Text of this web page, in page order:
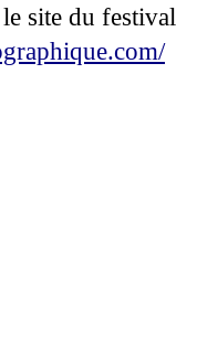
site du festival